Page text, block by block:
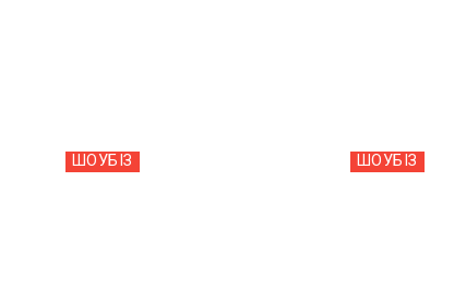
ШОУБIЗ ШОУБIЗ